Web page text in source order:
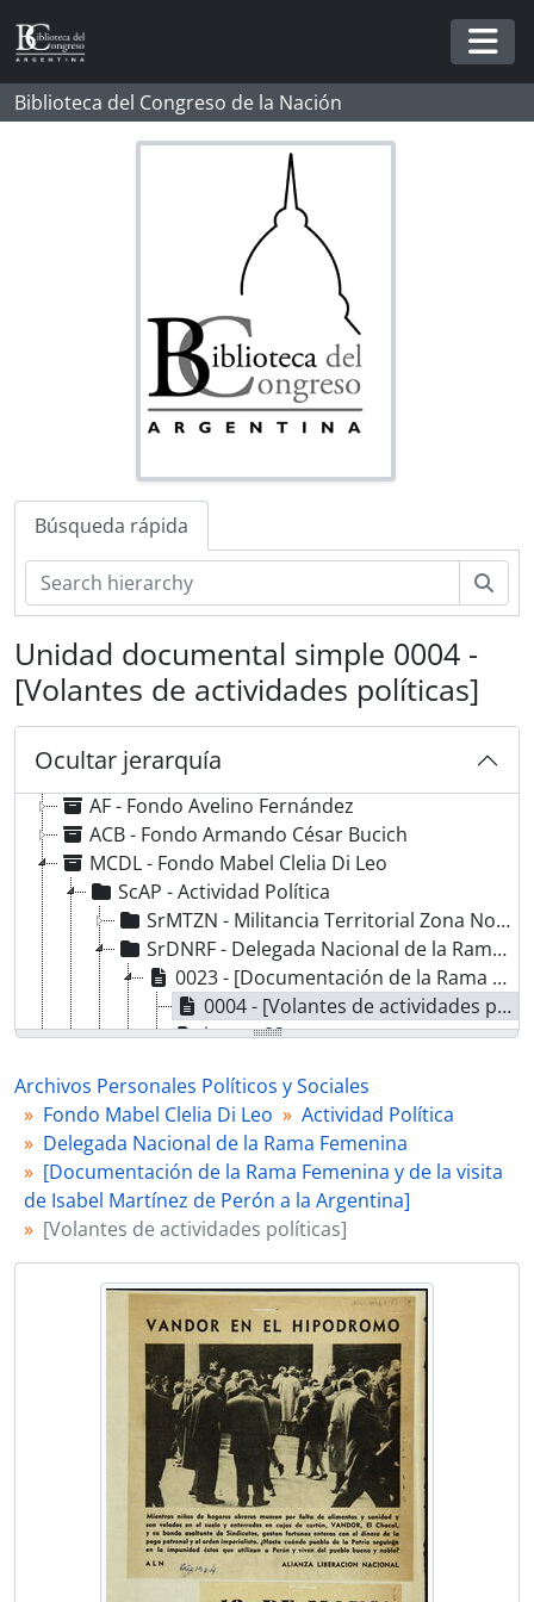
Skip to main content
Biblioteca del Congreso de la Nación
Búsqueda rápida
Unidad documental simple 0004 -
[Volantes de actividades políticas]
Ocultar jerarquía
AE-APPS - Archivos Personales Políticos y Sociales
BA - Fondo Bernardo Alberte
AF - Fondo Avelino Fernández
ACB - Fondo Armando César Bucich
MCDL - Fondo Mabel Clelia Di Leo
ScAP - Actividad Política
SrMTZN - Militancia Territorial Zona Norte
SrDNRF - Delegada Nacional de la Rama Femenina
0023 - [Documentación de la Rama Femenina y de la visita de Isabel Martínez de Perón a la Argentina]
0004 - [Volantes de actividades políticas]
image 02
image 04
image 05
0028 - [Informe entregado a Renzi]
0031 - "Integrantes R.F. a la fecha" [Manuscrito]
image 10
image 11
0040 - "Declaración pública"
0044 - "Orden del día"
0045 - [Sistema de organización de la Rama Femenina de Vicente López]
image 13
0046 - "Modelo de volante a imprimir: A las compañeras peronistas de Vicente López"
0047 - "A las compañeras peronistas de Vicente López"
0049 - "Orden del día"
image 18
0050 - [Entrevista a Isabel Martínez de Perón]
0054 - [Informe de la Rama Femenina de Vicente López]
0056 - [Modelo de volante impreso]
0024 - [Informes y comunicados relativos al Gabinete Político, Económico y Social del Movimiento Nacional Justicialista, entre otros]
Archivos Personales Políticos y Sociales
Fondo Mabel Clelia Di Leo
Actividad Política
Delegada Nacional de la Rama Femenina
[Documentación de la Rama Femenina y de la visita
de Isabel Martínez de Perón a la Argentina]
[Volantes de actividades políticas]